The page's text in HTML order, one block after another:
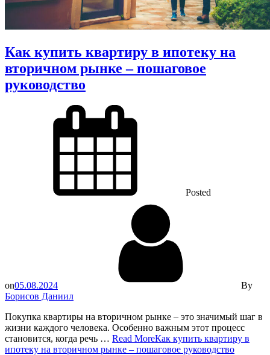
Как купить квартиру в ипотеку на
вторичном рынке – пошаговое
руководство
Posted
on05.08.2024
By
Борисов Даниил
Покупка квартиры на вторичном рынке – это значимый шаг в
жизни каждого человека. Особенно важным этот процесс
становится, когда речь … Read MoreКак купить квартиру в
ипотеку на вторичном рынке – пошаговое руководство